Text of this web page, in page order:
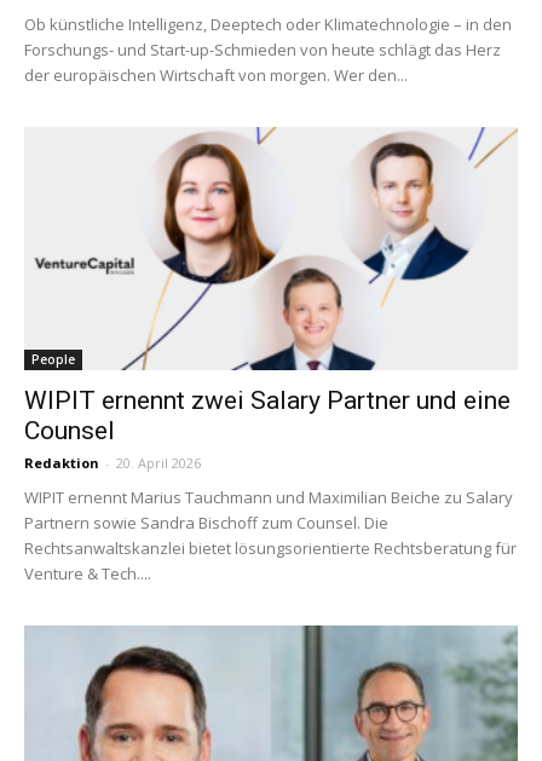
Ob künstliche Intelligenz, Deeptech oder Klimatechnologie – in den
Forschungs- und Start-up-Schmieden von heute schlägt das Herz
der europäischen Wirtschaft von morgen. Wer den...
People
WIPIT ernennt zwei Salary Partner und eine
Counsel
Redaktion - 20. April 2026
WIPIT ernennt Marius Tauchmann und Maximilian Beiche zu Salary
Partnern sowie Sandra Bischoff zum Counsel. Die
Rechtsanwaltskanzlei bietet lösungsorientierte Rechtsberatung für
Venture & Tech....